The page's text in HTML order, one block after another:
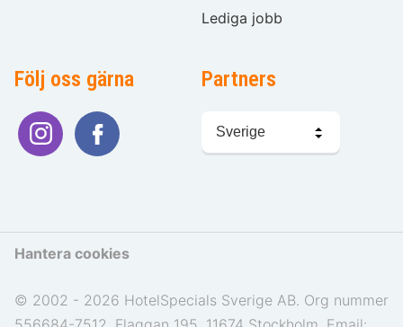
Lediga jobb
Följ oss gärna Partners
språk
Hantera cookies
© 2002 - 2026 HotelSpecials Sverige AB. Org nummer